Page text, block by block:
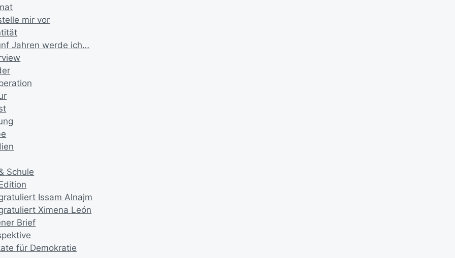
mir vor
Jahren werde ich…
Schule
Issam Alnajm
Ximena León
Brief
für Demokratie